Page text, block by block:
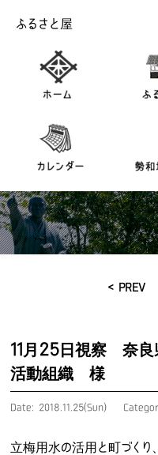
ふるさと屋
< PREV
11月25日視察 奈良
活動組織 様
Date: 2018.11.25(Sun)
立梅用水の活用と町づく